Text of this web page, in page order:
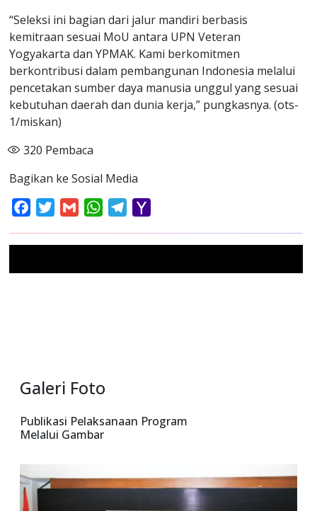
“Seleksi ini bagian dari jalur mandiri berbasis
kemitraan sesuai MoU antara UPN Veteran
Yogyakarta dan YPMAK. Kami berkomitmen
berkontribusi dalam pembangunan Indonesia melalui
pencetakan sumber daya manusia unggul yang sesuai
kebutuhan daerah dan dunia kerja,” pungkasnya. (ots-
1/miskan)
320 Pembaca
Bagikan ke Sosial Media
FacebookTwitterGmail WhatsAppTelegram
Galeri Foto
Publikasi Pelaksanaan Program
Melalui Gambar